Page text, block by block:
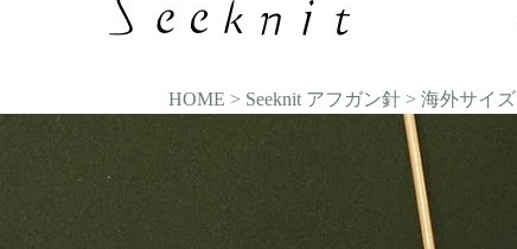
HOME Seeknit アフガン針 海外サイズ